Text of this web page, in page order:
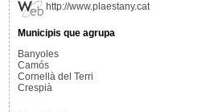
http://www.plaestany.cat
Municipis que agrupa
Banyoles
Camós
Cornellà del Terri
Crespià